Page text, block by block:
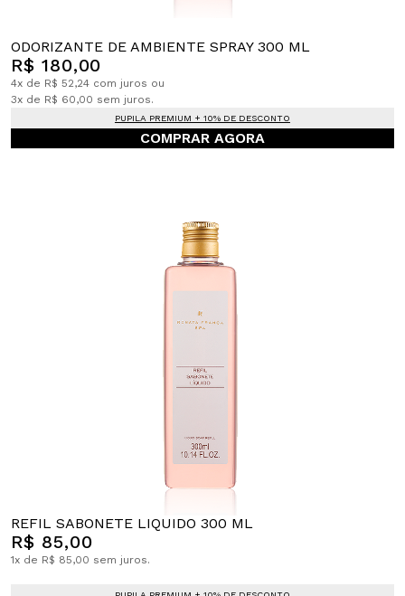
ODORIZANTE DE AMBIENTE SPRAY 300 ML
R$ 180,00
4x de R$ 52,24 com juros ou
3x de R$ 60,00 sem juros.
PUPILA PREMIUM + 10% DE DESCONTO
COMPRAR AGORA
REFIL SABONETE LIQUIDO 300 ML
R$ 85,00
1x de R$ 85,00 sem juros.